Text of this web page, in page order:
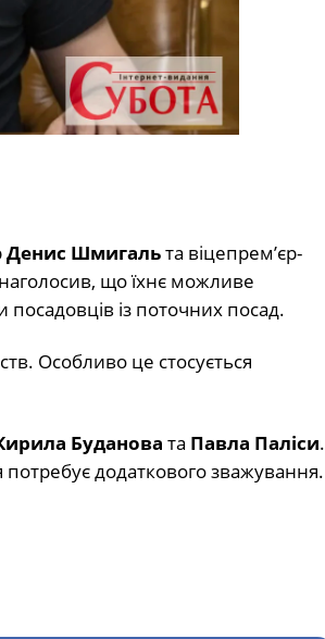
Денис Шмигальта віцепрем’єр-
що їхнє можливе
із поточних посад.
Особливо це стосується
Буданова та Павла Паліси.
додаткового зважування.